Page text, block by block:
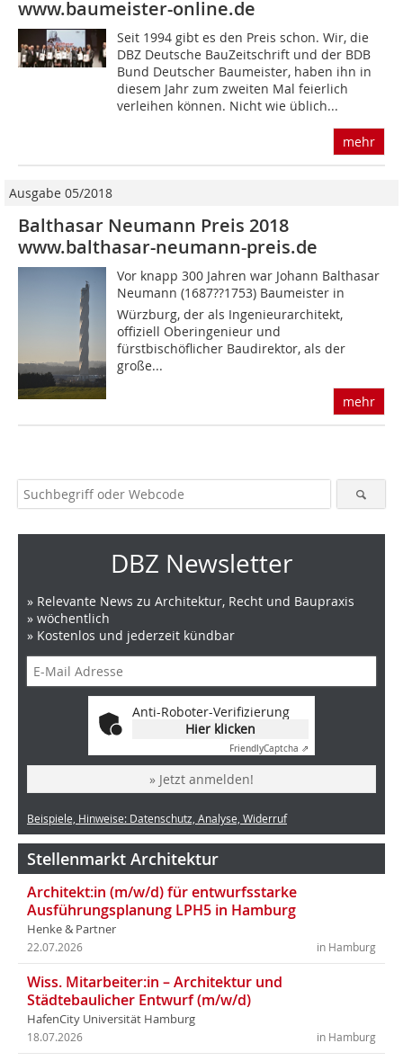
www.baumeister-online.de
Seit 1994 gibt es den Preis schon. Wir, die
DBZ Deutsche BauZeitschrift und der BDB
Bund Deutscher Baumeister, haben ihn in
diesem Jahr zum zweiten Mal feierlich
verleihen können. Nicht wie üblich...
mehr
Ausgabe 05/2018
Balthasar Neumann Preis 2018
www.balthasar-neumann-preis.de
Vor knapp 300 Jahren war Johann Balthasar
Neumann (1687??1753) Baumeister in
Würzburg, der als Ingenieurarchitekt,
offiziell Oberingenieur und
fürstbischöflicher Baudirektor, als der
große...
mehr
DBZ Newsletter
» Relevante News zu Architektur, Recht und Baupraxis
» wöchentlich
» Kostenlos und jederzeit kündbar
Anti-Roboter-Verifizierung
Hier klicken
FriendlyCaptcha ⇗
» Jetzt anmelden!
Beispiele, Hinweise: Datenschutz, Analyse, Widerruf
Stellenmarkt Architektur
Architekt:in (m/w/d) für entwurfsstarke
Ausführungsplanung LPH5 in Hamburg
Henke & Partner
in Hamburg
22.07.2026
Wiss. Mitarbeiter:in – Architektur und
Städtebaulicher Entwurf (m/w/d)
HafenCity Universität Hamburg
in Hamburg
18.07.2026